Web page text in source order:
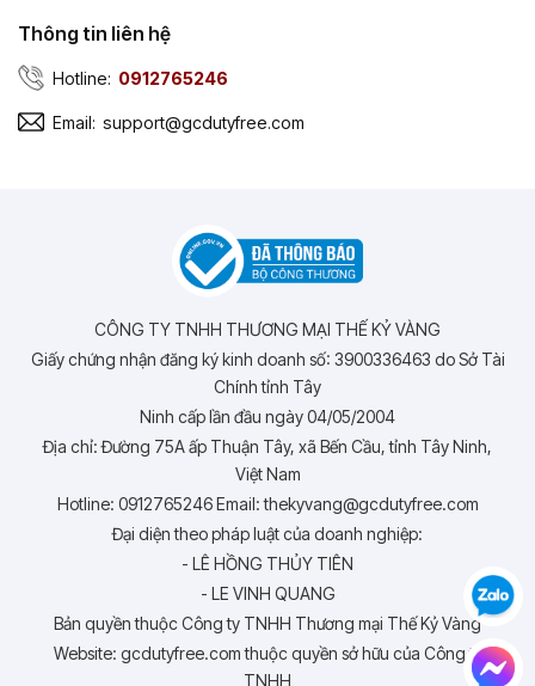
Thông tin liên hệ
Hotline: 0912765246
Email: support@gcdutyfree.com
CÔNG TY TNHH THƯƠNG MẠI THẾ KỶ VÀNG
Giấy chứng nhận đăng ký kinh doanh số: 3900336463 do Sở Tài
Chính tỉnh Tây
Ninh cấp lần đầu ngày 04/05/2004
Địa chỉ: Đường 75A ấp Thuận Tây, xã Bến Cầu, tỉnh Tây Ninh,
Việt Nam
Hotline: 0912765246 Email: thekyvang@gcdutyfree.com
Đại diện theo pháp luật của doanh nghiệp:
- LÊ HỒNG THỦY TIÊN
- LE VINH QUANG
Bản quyền thuộc Công ty TNHH Thương mại Thế Kỷ Vàng
Website: gcdutyfree.com thuộc quyền sở hữu của Công ty
TNHH